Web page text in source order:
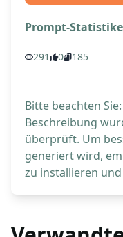
Prompt-
291 0 185
Bitte beachten
Beschreibung
überprüft. Um
generiert wird,
zu installieren